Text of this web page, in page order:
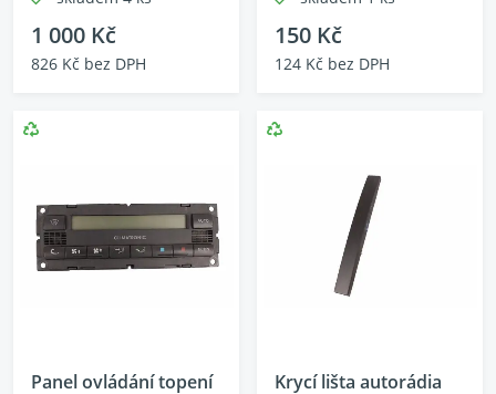
1 000 Kč
826 Kč bez DPH
150 Kč
124 Kč bez DPH
Panel ovládání topení
Krycí lišta autorádia